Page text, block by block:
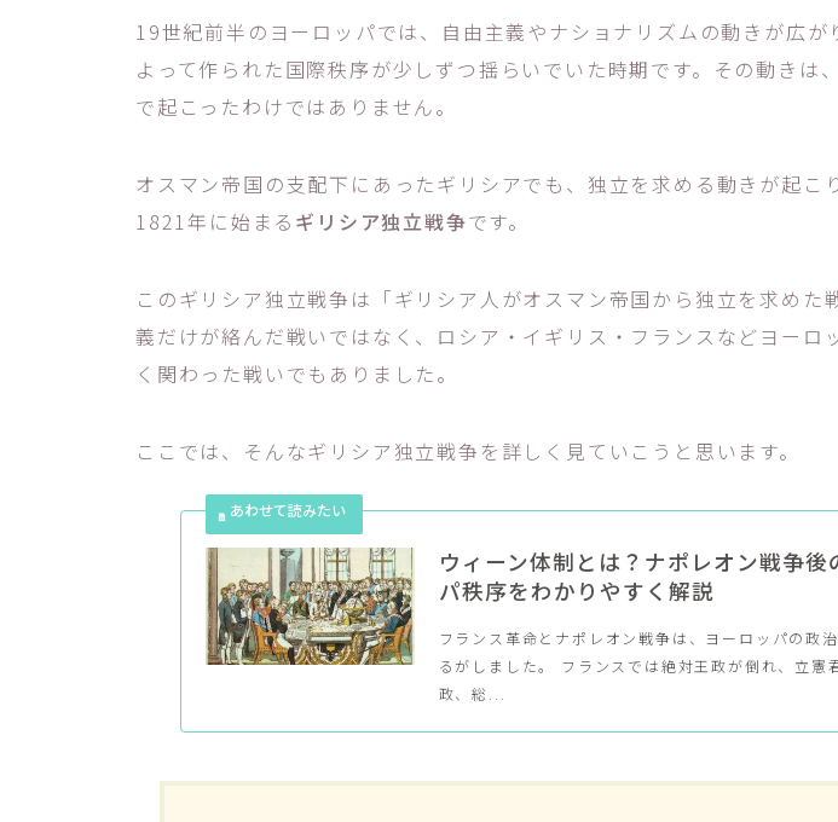
19世紀前半のヨーロッパでは、自由主義やナショナリズムの動きが広が
よって作られた国際秩序が少しずつ揺らいでいた時期です。その動きは
で起こったわけではありません。
オスマン帝国の支配下にあったギリシアでも、独立を求める動きが起こ
1821年に始まる ギリシア独立戦争です。
このギリシア独立戦争は「ギリシア人がオスマン帝国から独立を求めた
義だけが絡んだ戦いではなく、ロシア・イギリス・フランスなどヨーロ
く関わった戦いでもありました。
ここでは、そんなギリシア独立戦争を詳しく見ていこうと思います。
ウィーン体制とは？ナポレオン戦争後
パ秩序をわかりやすく解説
フランス革命とナポレオン戦争は、ヨーロッパの政
るがしました。 フランスでは絶対王政が倒れ、立憲
政、総...